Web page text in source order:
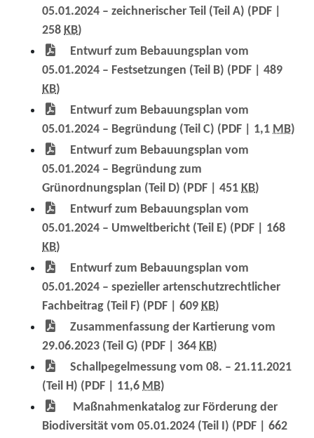
05.01.2024 – zeichnerischer Teil (Teil A) (PDF |
258 KB)
Entwurf zum Bebauungsplan vom
05.01.2024 – Festsetzungen (Teil B) (PDF | 489
KB)
Entwurf zum Bebauungsplan vom
05.01.2024 – Begründung (Teil C) (PDF | 1,1 MB)
Entwurf zum Bebauungsplan vom
05.01.2024 – Begründung zum
Grünordnungsplan (Teil D) (PDF | 451 KB)
Entwurf zum Bebauungsplan vom
05.01.2024 – Umweltbericht (Teil E) (PDF | 168
KB)
Entwurf zum Bebauungsplan vom
05.01.2024 – spezieller artenschutzrechtlicher
Fachbeitrag (Teil F) (PDF | 609 KB)
Zusammenfassung der Kartierung vom
29.06.2023 (Teil G) (PDF | 364 KB)
Schallpegelmessung vom 08. – 21.11.2021
(Teil H) (PDF | 11,6 MB)
Maßnahmenkatalog zur Förderung der
Biodiversität vom 05.01.2024 (Teil I) (PDF | 662